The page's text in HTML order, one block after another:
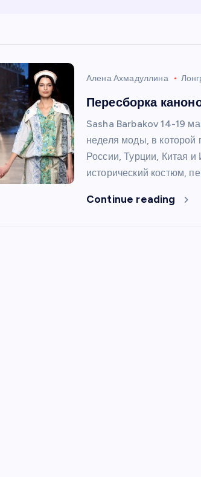
Алена Ахмадуллина
Пересборка
Sasha Barbakov 14-19
неделя моды, в которой
России, Турции, Китая
исторический костюм,
Continue reading